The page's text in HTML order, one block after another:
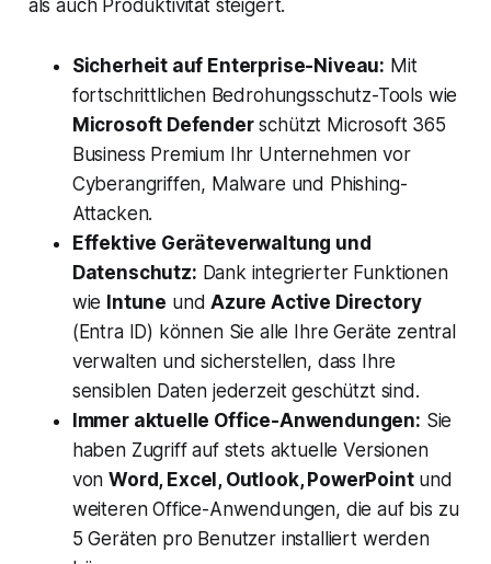
als auch Produktivität steigert.
Sicherheit auf Enterprise-Niveau: Mit
fortschrittlichen Bedrohungsschutz-Tools wie
Microsoft Defenderschützt Microsoft 365
Business Premium Ihr Unternehmen vor
Cyberangriffen, Malware und Phishing-
Attacken.
Effektive Geräteverwaltung und
Datenschutz: Dank integrierter Funktionen
wie Intune undAzure Active Directory
(Entra ID) können Sie alle Ihre Geräte zentral
verwalten und sicherstellen, dass Ihre
sensiblen Daten jederzeit geschützt sind.
Immer aktuelle Office-Anwendungen: Sie
haben Zugriff auf stets aktuelle Versionen
vonWord, Excel, Outlook, PowerPointund
weiteren Office-Anwendungen, die auf bis zu
5 Geräten pro Benutzer installiert werden